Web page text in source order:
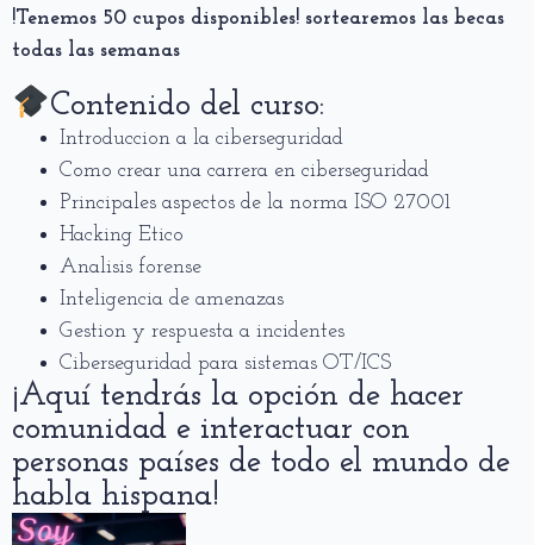
!Tenemos 50 cupos disponibles! sortearemos las becas
todas las semanas
Contenido del curso:
Introduccion a la ciberseguridad
Como crear una carrera en ciberseguridad
Principales aspectos de la norma ISO 27001
Hacking Etico
Analisis forense
Inteligencia de amenazas
Gestion y respuesta a incidentes
Ciberseguridad para sistemas OT/ICS
¡Aquí tendrás la opción de hacer
comunidad e interactuar con
personas países de todo el mundo de
habla hispana!